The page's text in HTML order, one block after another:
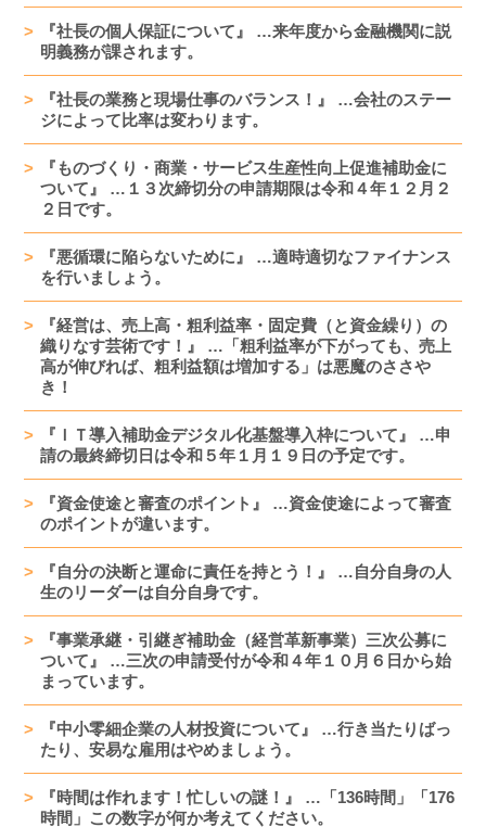
『社長の個人保証について』 …来年度から金融機関に説
明義務が課されます。
『社長の業務と現場仕事のバランス！』 …会社のステー
ジによって比率は変わります。
『ものづくり・商業・サービス生産性向上促進補助金に
ついて』 …１３次締切分の申請期限は令和４年１２月２
２日です。
『悪循環に陥らないために』 …適時適切なファイナンス
を行いましょう。
『経営は、売上高・粗利益率・固定費（と資金繰り）の
織りなす芸術です！』 …「粗利益率が下がっても、売上
高が伸びれば、粗利益額は増加する」は悪魔のささや
き！
『ＩＴ導入補助金デジタル化基盤導入枠について』 …申
請の最終締切日は令和５年１月１９日の予定です。
『資金使途と審査のポイント』 …資金使途によって審査
のポイントが違います。
『自分の決断と運命に責任を持とう！』 …自分自身の人
生のリーダーは自分自身です。
『事業承継・引継ぎ補助金（経営革新事業）三次公募に
ついて』 …三次の申請受付が令和４年１０月６日から始
まっています。
『中小零細企業の人材投資について』 …行き当たりばっ
たり、安易な雇用はやめましょう。
『時間は作れます！忙しいの謎！』 …「136時間」「176
時間」この数字が何か考えてください。